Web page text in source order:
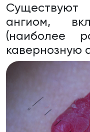
ангиом,
(наиболее
кавернозную